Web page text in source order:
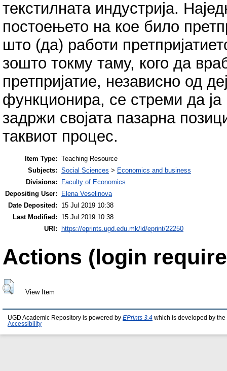
текстилната индустрија.
постоењето на кое било
што (да) работи
зошто токму таму, кого да
претпријатие, независно од
функционира, се стреми да ја
задржи својата пазарна
таквиот процес.
Item Type: Teaching Resource
Subjects: Social Sciences > Economics and business
Divisions:
Faculty of Economics
Depositing User:
Elena Veselinova
Date Deposited:
15 Jul 2019 10:38
Last Modified:
15 Jul 2019 10:38
URI: https://eprints.ugd.edu.mk/id/eprint/22250
Actions (login
View Item
UGD Academic Repository is powered by EPrints 3.4 which is developed by the
Accessibility